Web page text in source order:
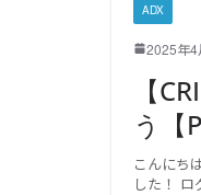
ADX
2025年4
【
う【
こんにち
した！